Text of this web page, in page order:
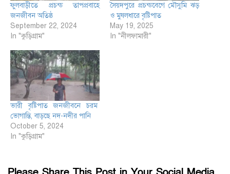
ফুলবাড়ীতে প্রচন্ড তাপপ্রবাহে
জনজীবন অতিষ্ঠ
September 22, 2024
In "কুড়িগ্রাম"
সৈয়দপুরে প্রচন্ডবেগে মৌসুমি ঝড়
ও মুষলধারে বৃষ্টিপাত
May 19, 2025
In "নীলফামারী"
ভারী বৃষ্টিপাত জনজীবনে চরম
ভোগান্তি, বাড়ছে নদ-নদীর পানি
October 5, 2024
In "কুড়িগ্রাম"